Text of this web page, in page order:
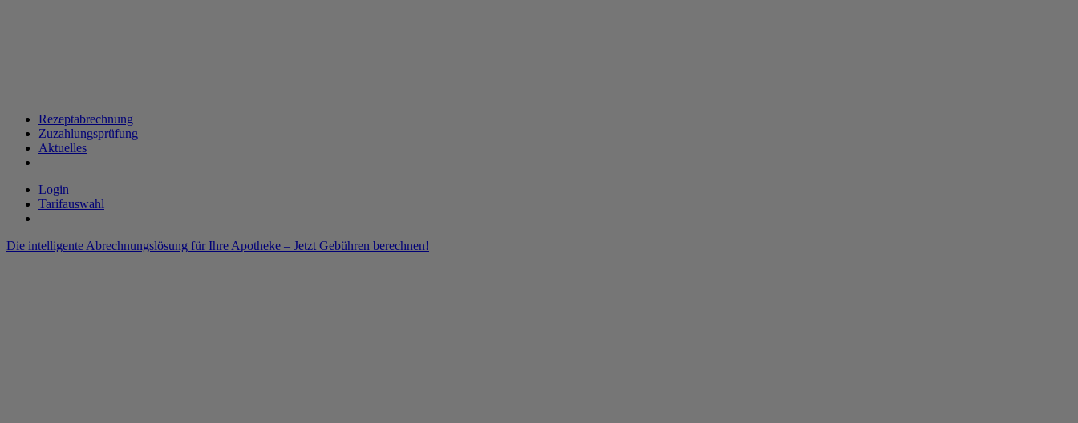
Rezeptabrechnung
Zuzahlungsprüfung
Aktuelles
Login
Tarifauswahl
Die intelligente Abrechnungslösung für Ihre Apotheke – Jetzt Gebühren berechnen!